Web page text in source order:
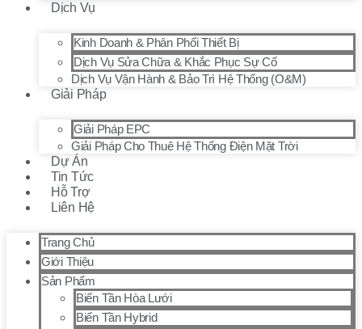
Dịch Vụ
Kinh Doanh & Phân Phối Thiết Bị
Dịch Vụ Sửa Chữa & Khắc Phục Sự Cố
Dịch Vụ Vận Hành & Bảo Trì Hệ Thống (O&M)
Giải Pháp
Giải Pháp EPC
Giải Pháp Cho Thuê Hệ Thống Điện Mặt Trời
Dự Án
Tin Tức
Hỗ Trợ
Liên Hệ
Trang Chủ
Giới Thiệu
Sản Phẩm
Biến Tần Hòa Lưới
Biến Tần Hybrid